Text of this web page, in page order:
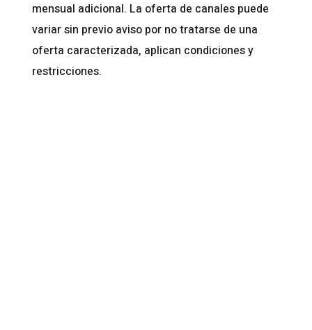
mensual adicional. La oferta de canales puede
variar sin previo aviso por no tratarse de una
oferta caracterizada, aplican condiciones y
restricciones.